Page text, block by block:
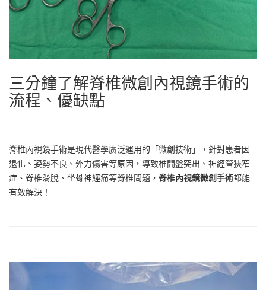
三分鐘了解脊椎微創內視鏡手術的
流程、優缺點
脊椎內視鏡手術是現代醫學廣泛運用的「微創技術」，針對患者因
退化、姿勢不良、外力傷害等原因，導致椎間盤突出、神經管狹窄
症、脊椎滑脫、坐骨神經痛等脊椎問題， 脊椎內視鏡微創手術都能
有效解決！